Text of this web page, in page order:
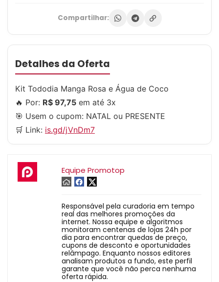
Compartilhar:
Detalhes da Oferta
Kit Tododia Manga Rosa e Água de Coco
🔥 Por: R$ 97,75 em até 3x
🎯 Usem o cupom: NATAL ou PRESENTE
🛒 Link: is.gd/jVnDm7
Equipe Promotop
Responsável pela curadoria em tempo
real das melhores promoções da
internet. Nossa equipe e algoritmos
monitoram centenas de lojas 24h por
dia para encontrar quedas de preço,
cupons de desconto e oportunidades
relâmpago. Enquanto nossos editores
analisam produtos a fundo, este perfil
garante que você não perca nenhuma
oferta rápida.